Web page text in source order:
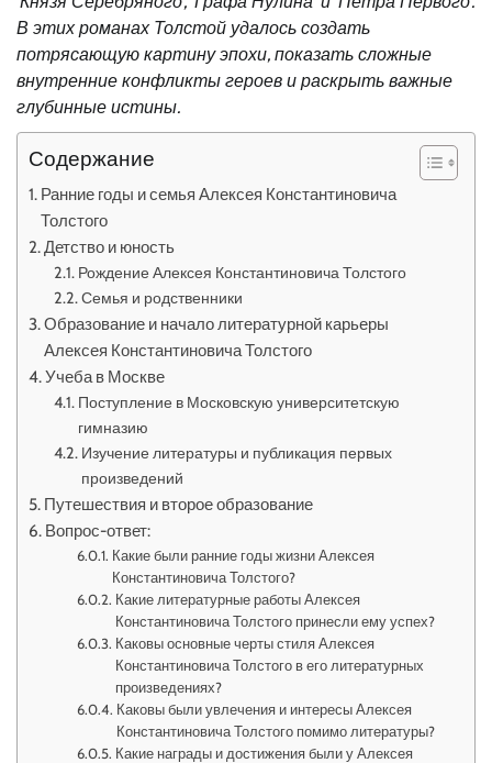
В этих романах Толстой удалось создать
потрясающую картину эпохи, показать сложные
внутренние конфликты героев и раскрыть важные
глубинные истины.
Содержание
Ранние годы и семья Алексея Константиновича
Толстого
Детство и юность
Рождение Алексея Константиновича Толстого
Семья и родственники
Образование и начало литературной карьеры
Алексея Константиновича Толстого
Учеба в Москве
Поступление в Московскую университетскую
гимназию
Изучение литературы и публикация первых
произведений
Путешествия и второе образование
Вопрос-ответ:
Какие были ранние годы жизни Алексея
Константиновича Толстого?
Какие литературные работы Алексея
Константиновича Толстого принесли ему успех?
Каковы основные черты стиля Алексея
Константиновича Толстого в его литературных
произведениях?
Каковы были увлечения и интересы Алексея
Константиновича Толстого помимо литературы?
Какие награды и достижения были у Алексея